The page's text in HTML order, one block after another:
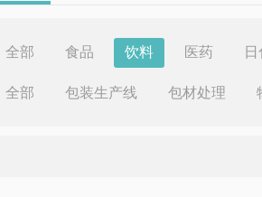
全部 食品 饮料 医药
全部 包装生产线 包材处理